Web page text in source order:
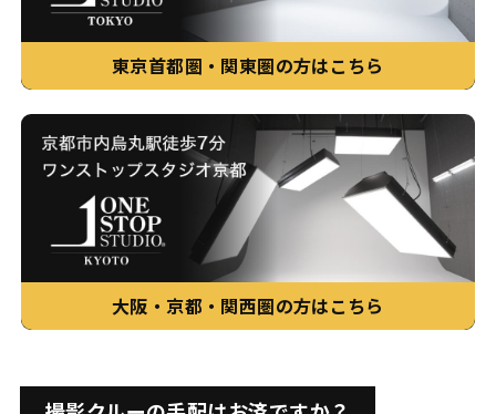
東京首都圏・関東圏の方はこちら
大阪・京都・関西圏の方はこちら